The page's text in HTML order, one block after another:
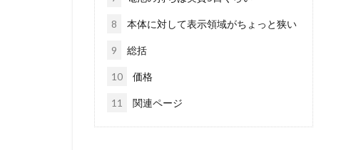
8 本体に対して表示領域がちょっと狭い
9 総括
10 価格
11 関連ページ